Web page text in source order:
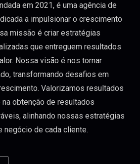
em 2021, é uma agência de
a impulsionar o crescimento
missão é criar estratégias
que entreguem resultados
Nossa visão é nos tornar
transformando desafios em
Valorizamos resultados
obtenção de resultados
alinhando nossas estratégias
de cada cliente.